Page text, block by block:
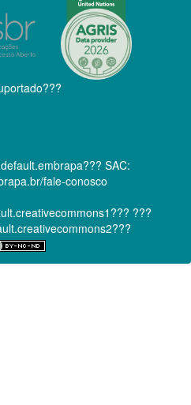
SAC:
fale-conosco
???